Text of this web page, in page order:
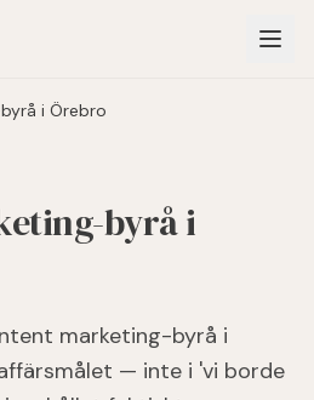
i Örebro
byrå i
marketing-byrå i
— inte i 'vi borde